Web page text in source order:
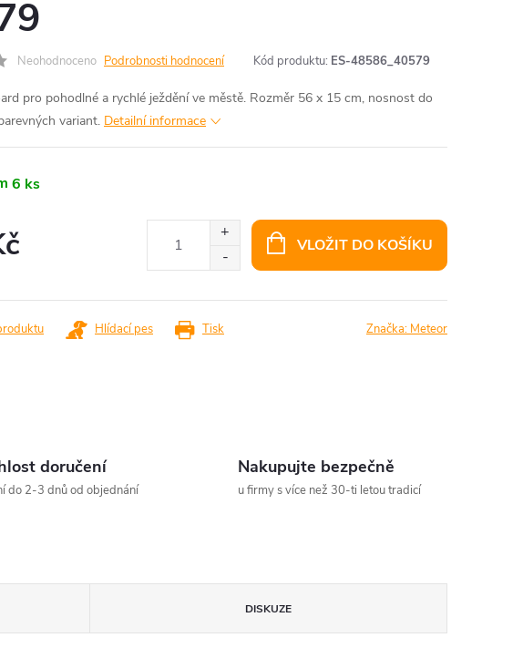
Neohodnoceno Podrobnosti hodnocení Kód produktu: ES-48586_40579
pro pohodlné a rychlé ježdění ve městě. Rozměr 56 x 15 cm, nosnost do
variant. Detailní informace
6 ks
VLOŽIT DO KOŠÍKU
Tisk
Hlídací pes Značka: Meteor
doručení
do 2-3 dnů od objednání
Nakupujte bezpečně
u firmy s více než 30-ti letou tradicí
DISKUZE